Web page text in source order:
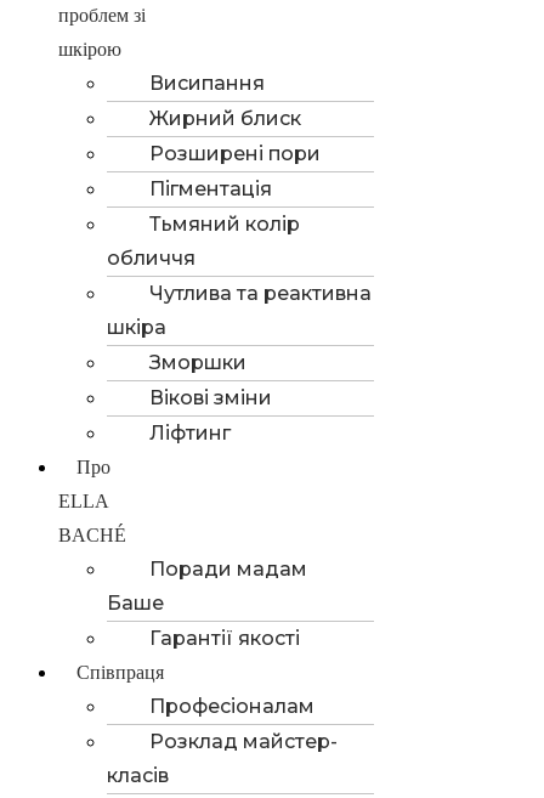
проблем зі
шкірою
Висипання
Жирний блиск
Розширені пори
Пігментація
Тьмяний колір
обличчя
Чутлива та реактивна
шкіра
Зморшки
Вікові зміни
Ліфтинг
Про
ELLA
BACHÉ
Поради мадам
Баше
Гарантії якості
Співпраця
Професіоналам
Розклад майстер-
класів